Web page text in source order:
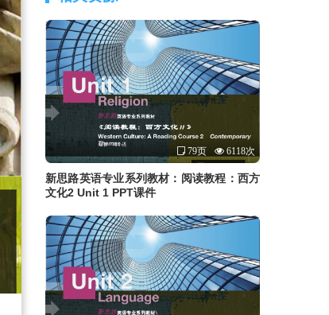
79页 6118次
新思路英语专业系列教材：阅读教程：西方
文化2 Unit 1 PPT课件